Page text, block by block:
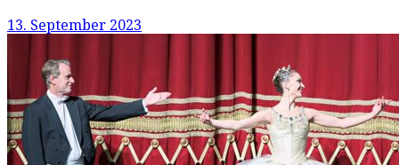
13. September 2023